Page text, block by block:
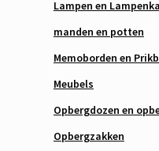
Lampen en
manden en potten
Memoborden en
Meubels
Opbergdozen en
Opbergzakken